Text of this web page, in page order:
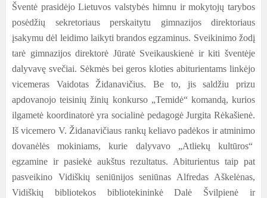
Šventė prasidėjo Lietuvos valstybės himnu ir mokytojų tarybos
posėdžių sekretoriaus perskaitytu gimnazijos direktoriaus
įsakymu dėl leidimo laikyti brandos egzaminus. Sveikinimo žodį
tarė gimnazijos direktorė Jūratė Sveikauskienė ir kiti šventėje
dalyvavę svečiai. Sėkmės bei geros kloties abiturientams linkėjo
vicemeras Vaidotas Židanavičius. Be to, jis saldžiu prizu
apdovanojo teisinių žinių konkurso „Temidė“ komandą, kurios
ilgametė koordinatorė yra socialinė pedagogė Jurgita Rėkašienė.
Iš vicemero V. Židanavičiaus rankų keliavo padėkos ir atminimo
dovanėlės mokiniams, kurie dalyvavo „Atliekų kultūros“
egzamine ir pasiekė aukštus rezultatus. Abiturientus taip pat
pasveikino Vidiškių seniūnijos seniūnas Alfredas Aškelėnas,
Vidiškių bibliotekos bibliotekininkė Dalė Švilpienė ir